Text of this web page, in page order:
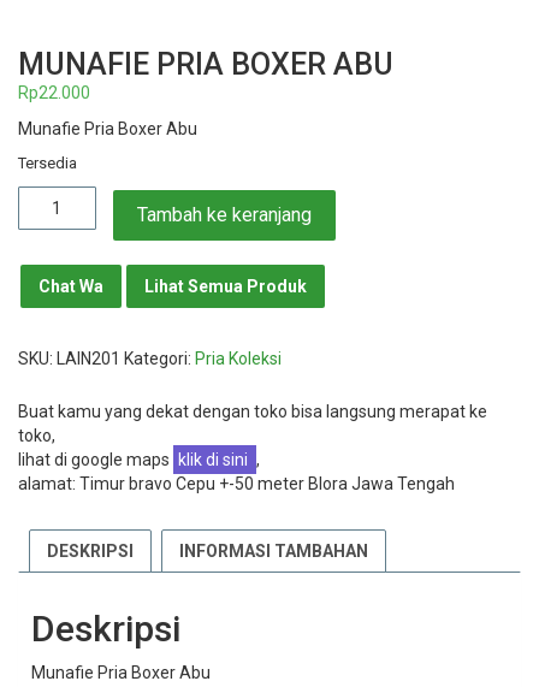
MUNAFIE PRIA BOXER ABU
Rp22.000
Munafie Pria Boxer Abu
Tersedia
Kuantitas
Boxer
Abu
Tambah ke keranjang
Chat Wa Lihat Semua Produk
SKU: LAIN201 Kategori: Pria Koleksi
Buat kamu yang dekat dengan toko bisa langsung merapat ke
toko,
lihat di google maps
klik di sini ,
alamat: Timur bravo Cepu +-50 meter Blora Jawa Tengah
DESKRIPSI INFORMASI TAMBAHAN
Deskripsi
Munafie Pria Boxer Abu